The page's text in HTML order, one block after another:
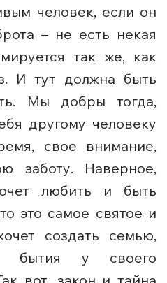
человек, если он
– не есть некая
так же, как
И тут должна быть
Мы добры тогда,
другому человеку
свое внимание,
заботу. Наверное,
любить и быть
это самое святое и
создать семью,
бытия у своего